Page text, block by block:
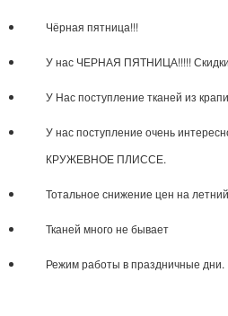
Чёрная пятница!!!
У нас ЧЕРНАЯ ПЯТНИЦА!!!!!
У Нас поступление тканей из
У нас поступление очень
КРУЖЕВНОЕ ПЛИССЕ.
Тотальное снижение цен на
Тканей много не бывает
Режим работы в праздничные дни.